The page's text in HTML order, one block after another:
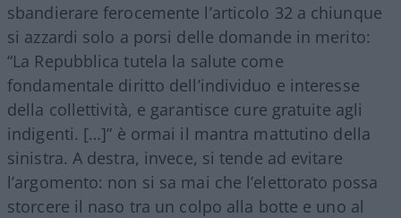
sbandierare ferocemente l’articolo 32 a chiunque
si azzardi solo a porsi delle domande in merito:
“La Repubblica tutela la salute come
fondamentale diritto dell’individuo e interesse
della collettività, e garantisce cure gratuite agli
indigenti. […]” è ormai il mantra mattutino della
sinistra. A destra, invece, si tende ad evitare
l’argomento: non si sa mai che l’elettorato possa
storcere il naso tra un colpo alla botte e uno al